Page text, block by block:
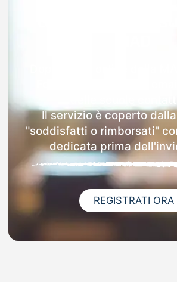
Il servizio è coperto
"soddisfatti o rimborsati"
dedicata prima
REGISTRATI ORA